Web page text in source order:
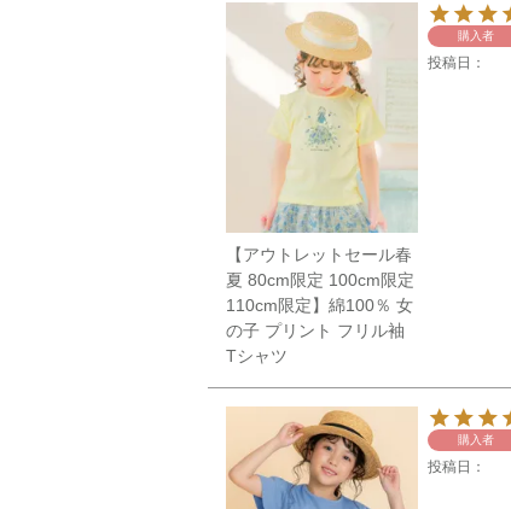
【アウトレットセール春
夏 80cm限定 100cm限定
110cm限定】綿100％ 女
の子 プリント フリル袖
Tシャツ
購入者
投稿日
購入者
投稿日